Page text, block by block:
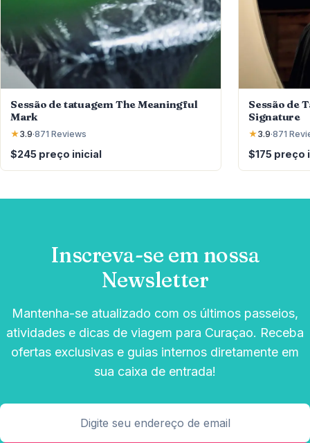
Sessão de tatuagem The Meaningful
Mark
★3.9·871 Reviews
$245 preço inicial
Sessão de
Signature
★3.9·871
$175 preço
Inscreva-se em nossa
Newsletter
Mantenha-se atualizado com os últimos passeios,
atividades e dicas de viagem para Curaçao. Receba
ofertas exclusivas e guias internos diretamente em
sua caixa de entrada!